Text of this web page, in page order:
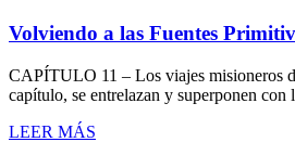
Volviendo a las Fuentes
CAPÍTULO 11 – Los viajes misioneros
capítulo, se entrelazan y superponen
LEER MÁS